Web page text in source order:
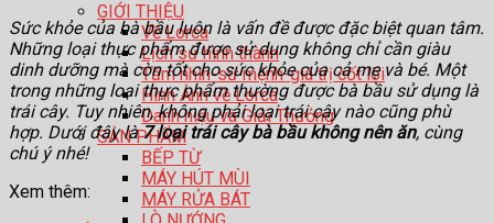
GIỚI THIỆU
Về Lorca
Lịch sử hình thành
Tầm nhìn-sứ mệnh-giá trị cốt lõi
Hình Ảnh về Lorca
Danh hiệu và Giải Thưởng
SẢN PHẨM
BẾP TỪ
MÁY HÚT MÙI
MÁY RỬA BÁT
Sức khỏe của bà bầu luôn là vấn đề được đặc biệt quan tâm.
Những loại thực phẩm được sử dụng không chỉ cần giàu
dinh dưỡng mà còn tốt cho sức khỏe của cả mẹ và bé. Một
trong những loại thực phẩm thường được bà bầu sử dụng là
trái cây. Tuy nhiên, không phải loại trái cây nào cũng phù
hợp. Dưới đây là7 loại trái cây bà bầu không nên ăn, cùng
chú ý nhé!
Xem thêm: